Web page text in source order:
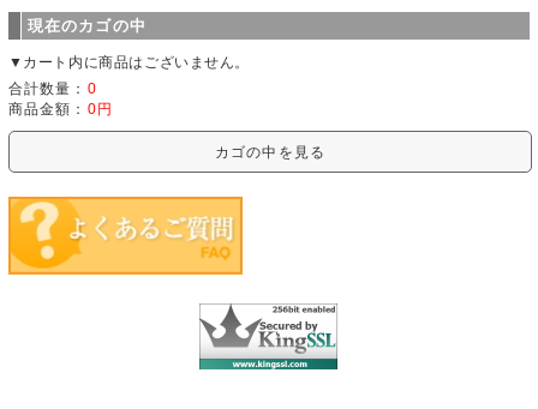
現在のカゴの中
▼カート内に商品はございません。
合計数量： 0
商品金額： 0円
カゴの中を見る